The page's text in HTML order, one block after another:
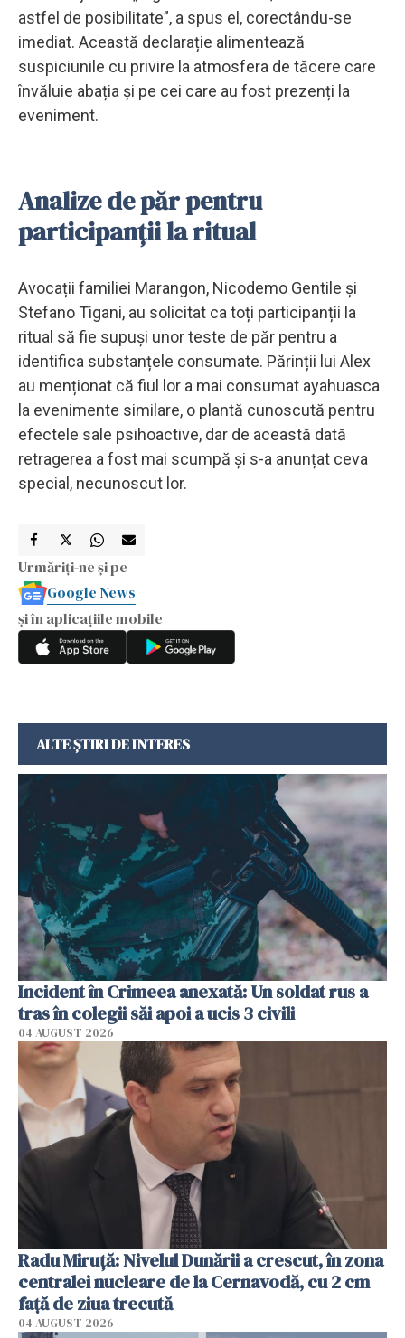
astfel de posibilitate”, a spus el, corectându-se
imediat. Această declarație alimentează
suspiciunile cu privire la atmosfera de tăcere care
învăluie abația și pe cei care au fost prezenți la
eveniment.
Analize de păr pentru
participanții la ritual
Avocații familiei Marangon, Nicodemo Gentile și
Stefano Tigani, au solicitat ca toți participanții la
ritual să fie supuși unor teste de păr pentru a
identifica substanțele consumate. Părinții lui Alex
au menționat că fiul lor a mai consumat ayahuasca
la evenimente similare, o plantă cunoscută pentru
efectele sale psihoactive, dar de această dată
retragerea a fost mai scumpă și s-a anunțat ceva
special, necunoscut lor.
Urmăriți-ne și pe
Google News
și în aplicațiile mobile
ALTE ȘTIRI DE INTERES
Incident în Crimeea anexată: Un soldat rus a
tras în colegii săi apoi a ucis 3 civili
04 AUGUST 2026
Radu Miruţă: Nivelul Dunării a crescut, în zona
centralei nucleare de la Cernavodă, cu 2 cm
faţă de ziua trecută
04 AUGUST 2026